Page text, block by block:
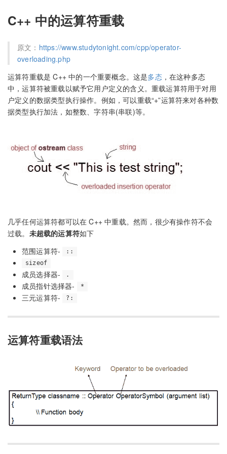
C++ 中的运算符重载
原文： https://www.studytonight.com/cpp/operator-
overloading.php
运算符重载是 C++ 中的一个重要概念。这是多态，在这种多态
中，运算符被重载以赋予它用户定义的含义。重载运算符用于对用
户定义的数据类型执行操作。例如，可以重载“+”运算符来对各种数
据类型执行加法，如整数、字符串(串联)等。
几乎任何运算符都可以在 C++ 中重载。然而，很少有操作符不会
过载。 未超载的运算符如下
范围运算符-
::
sizeof
成员选择器- .
成员指针选择器- *
三元运算符- ?:
运算符重载语法